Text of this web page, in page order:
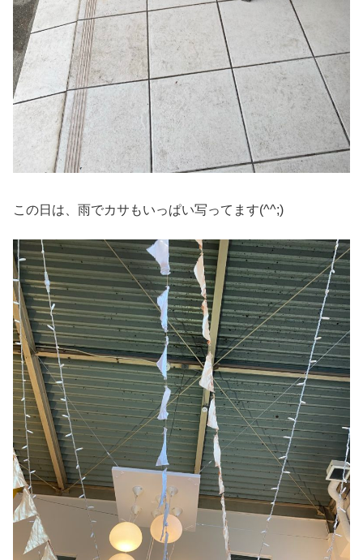
この日は、雨でカサもいっぱい写ってます(^^;)